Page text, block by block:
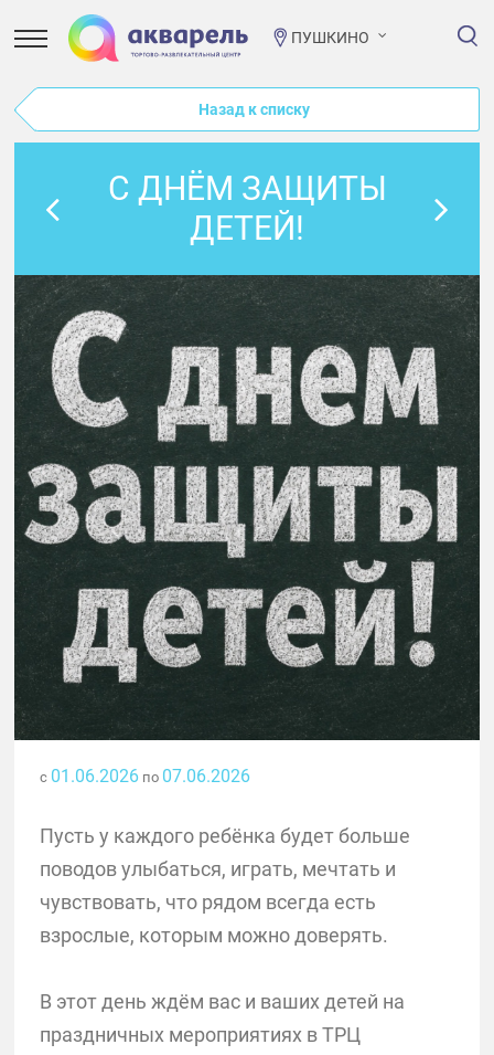
ПУШКИНО
Назад к списку
С ДНЁМ ЗАЩИТЫ
ДЕТЕЙ!
с 01.06.2026 по 07.06.2026
Пусть у каждого ребёнка будет больше
поводов улыбаться, играть, мечтать и
чувствовать, что рядом всегда есть
взрослые, которым можно доверять.
В этот день ждём вас и ваших детей на
праздничных мероприятиях в ТРЦ